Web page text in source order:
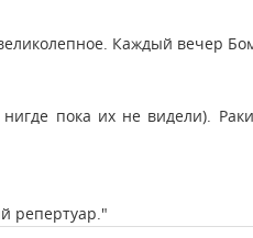
Каждый вечер
пока их не видели).
репертуар."